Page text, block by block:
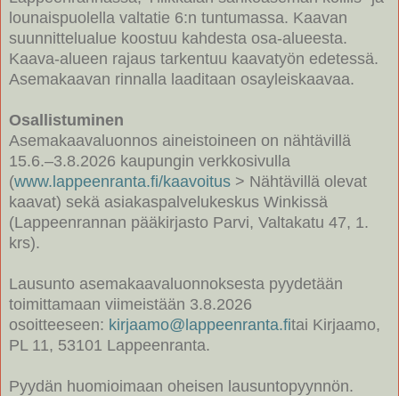
lounaispuolella valtatie 6:n tuntumassa. Kaavan
suunnittelualue koostuu kahdesta osa-alueesta.
Kaava-alueen rajaus tarkentuu kaavatyön edetessä.
Asemakaavan rinnalla laaditaan osayleiskaavaa.
Osallistuminen
Asemakaavaluonnos aineistoineen on nähtävillä
15.6.–3.8.2026 kaupungin verkkosivulla
(www.lappeenranta.fi/kaavoitus > Nähtävillä olevat
kaavat) sekä asiakaspalvelukeskus Winkissä
(Lappeenrannan pääkirjasto Parvi, Valtakatu 47, 1.
krs).
Lausunto asemakaavaluonnoksesta pyydetään
toimittamaan viimeistään 3.8.2026
osoitteeseen: kirjaamo@lappeenranta.fitai Kirjaamo,
PL 11, 53101 Lappeenranta.
Pyydän huomioimaan oheisen lausuntopyynnön.